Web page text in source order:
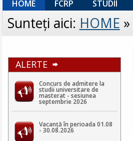
HOME FCRP STUDII
Sunteţi aici: HOME »
ALERTE
Concurs de admitere la
studii universitare de
masterat - sesiunea
septembrie 2026
Vacanță în perioada 01.08
- 30.08.2026